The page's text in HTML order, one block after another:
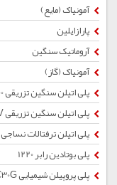
آمونیاک (مایع)
پارازایلین
آروماتیک سنگین
آمونیاک (گاز)
پلی اتیلن سنگین تزریقی HI0500
پلی اتیلن سنگین تزریقی 60507UV
پلی اتیلن ترفتالات نساجی SUPER BRIGHT
پلی بوتادین رابر 1220
پلی پروپیلن شیمیایی C30G